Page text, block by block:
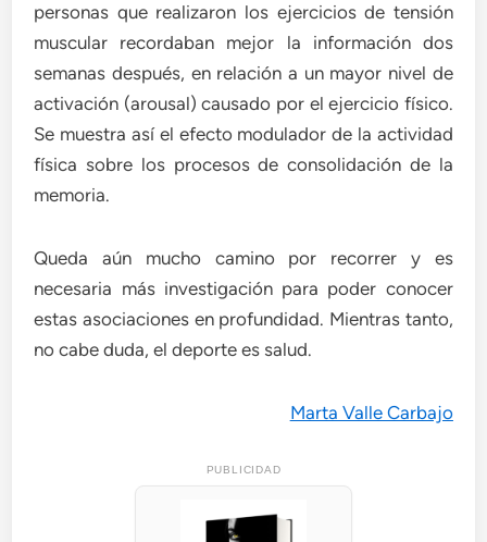
personas que realizaron los ejercicios de tensión
muscular recordaban mejor la información dos
semanas después, en relación a un mayor nivel de
activación (arousal) causado por el ejercicio físico.
Se muestra así el efecto modulador de la actividad
física sobre los procesos de consolidación de la
memoria.
Queda aún mucho camino por recorrer y es
necesaria más investigación para poder conocer
estas asociaciones en profundidad. Mientras tanto,
no cabe duda, el deporte es salud.
Marta Valle Carbajo
PUBLICIDAD